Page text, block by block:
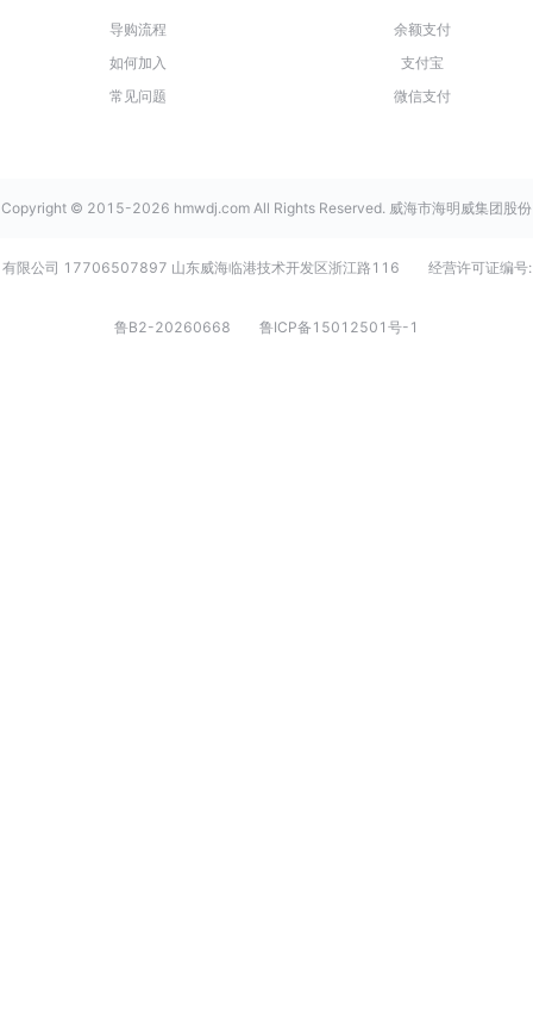
导购流程
如何加入
常见问题
余额支付
支付宝
微信支付
Copyright © 2015-2026 hmwdj.com All Rights Reserved. 威海市海明威集团股份
有限公司 17706507897 山东威海临港技术开发区浙江路116 经营许可证编号:
鲁B2-20260668 鲁ICP备15012501号-1